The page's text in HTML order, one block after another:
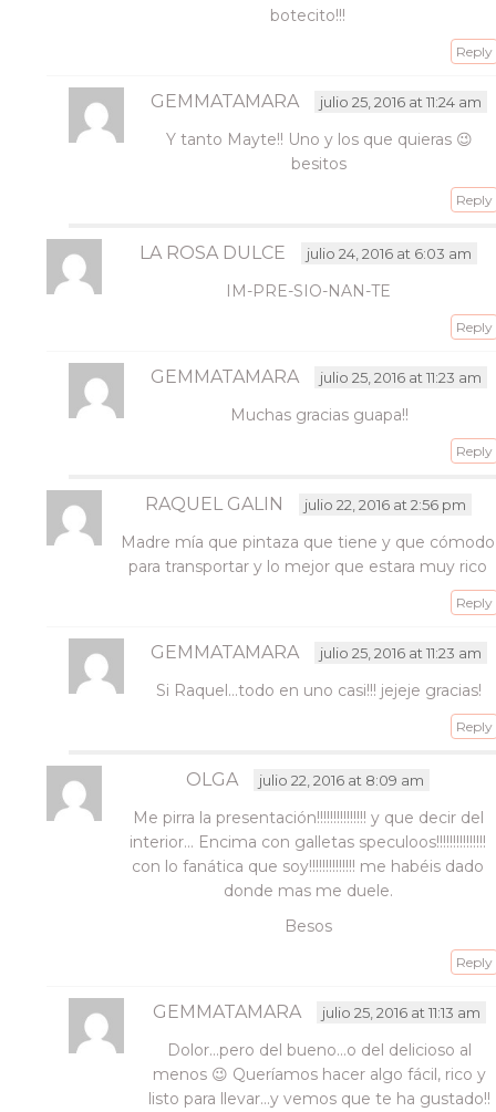
botecito!!!
Reply
GEMMATAMARA julio 25, 2016 at 11:24 am
Y tanto Mayte!! Uno y los que quieras 😉
besitos
Reply
LA ROSA DULCE julio 24, 2016 at 6:03 am
IM-PRE-SIO-NAN-TE
Reply
GEMMATAMARA julio 25, 2016 at 11:23 am
Muchas gracias guapa!!
Reply
RAQUEL GALIN julio 22, 2016 at 2:56 pm
Madre mía que pintaza que tiene y que cómodo
para transportar y lo mejor que estara muy rico
Reply
GEMMATAMARA julio 25, 2016 at 11:23 am
Si Raquel…todo en uno casi!!! jejeje gracias!
Reply
OLGA julio 22, 2016 at 8:09 am
Me pirra la presentación!!!!!!!!!!!!!!! y que decir del
interior… Encima con galletas speculoos!!!!!!!!!!!!!!!
con lo fanática que soy!!!!!!!!!!!!!! me habéis dado
donde mas me duele.
Besos
Reply
GEMMATAMARA julio 25, 2016 at 11:13 am
Dolor…pero del bueno…o del delicioso al
menos 😉 Queríamos hacer algo fácil, rico y
listo para llevar…y vemos que te ha gustado!!